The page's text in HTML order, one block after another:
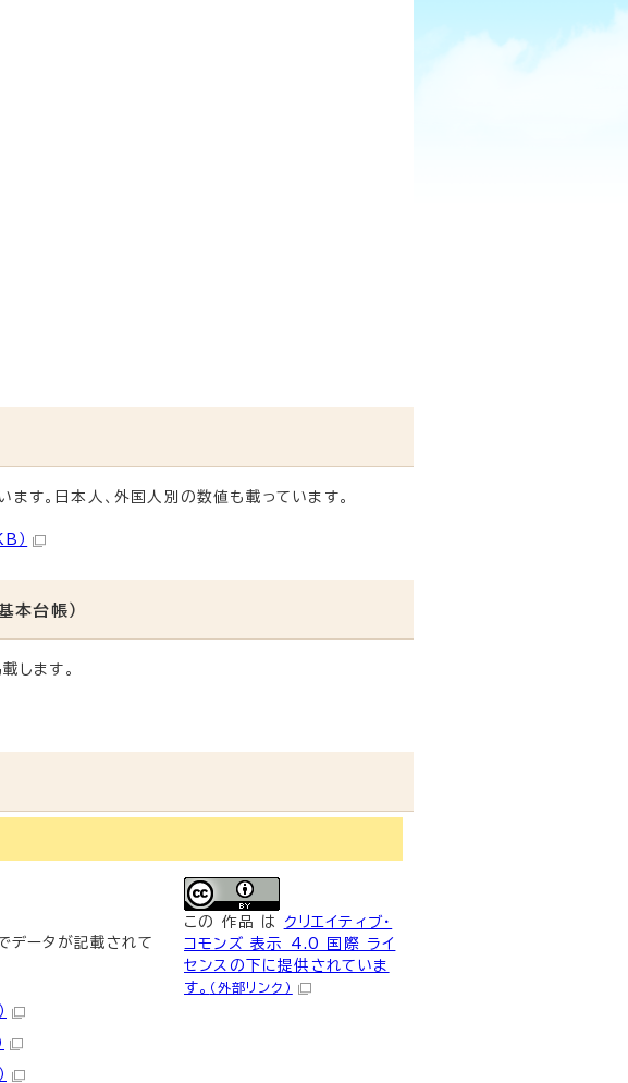
す。日本人、外国人別の数値も載っています。
）
本台帳）
します。
この 作品 は クリエイティブ・
コモンズ 表示 4.0 国際 ライ
センスの下に提供されていま
す。 （外部リンク）
データが記載されて